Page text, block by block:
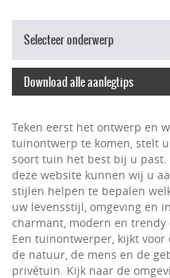
Selecteer onderwerp
Download alle aanlegtips
Teken eerst het ontwerp en
tuinontwerp te komen, stelt
soort tuin het best bij u
deze website kunnen wij u
stijlen helpen te bepalen
uw levensstijl, omgeving en
charmant, modern en
Een tuinontwerper, kijkt
de natuur, de mens en de
privétuin. Kijk naar de